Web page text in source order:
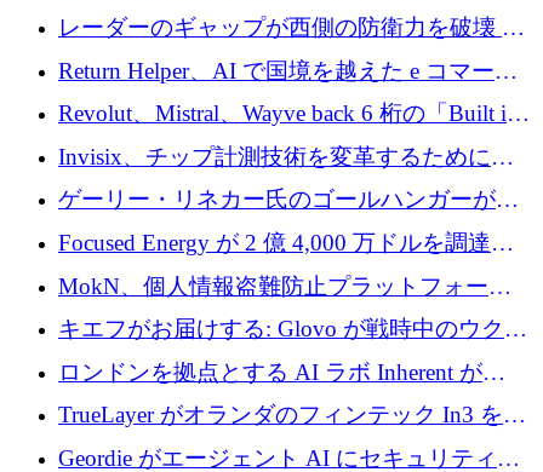
に買収される
レーダーのギャップが西側の防衛力を破壊 —
そしてベルリンのチップスタートアップがそ
れを埋める
Return Helper、AI で国境を越えた e コマース
の返品を利益に変えるシリーズ A で 400 万ド
ルを調達
Revolut、Mistral、Wayve back 6 桁の「Built in
Europe」キャンペーン
Invisix、チップ計測技術を変革するために
2,000 万ユーロのシードラウンドを完了
ゲーリー・リネカー氏のゴールハンガーがVC
事業を開始
Focused Energy が 2 億 4,000 万ドルを調達、
TrueLayer が In3 を買収、ロンドンが首位の座
を奪還
MokN、個人情報盗難防止プラットフォーム
の成長のためにシリーズ A で 1,500 万ドルを
調達
キエフがお届けする: Glovo が戦時中のウクラ
イナで最も急速に成長する市場の 1 つをどの
ように拡大したか
ロンドンを拠点とする AI ラボ Inherent が
5,000 万ドルの資金調達でステルスから浮上
TrueLayer がオランダのフィンテック In3 を買
収、チェックアウト時にクレジットを提供
Geordie がエージェント AI にセキュリティと